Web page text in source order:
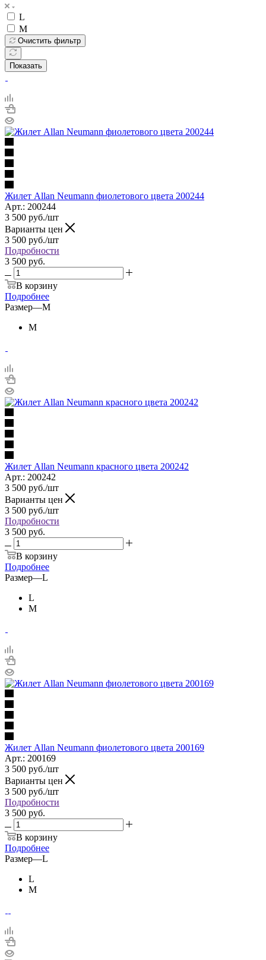
L
M
Очистить фильтр
Показать
Жилет Allan Neumann фиолетового цвета 200244
Арт.: 200244
3 500 руб./шт
Варианты цен
3 500 руб./шт
Подробности
3 500 руб.
В корзину
Подробнее
Размер—M
M
Жилет Allan Neumann красного цвета 200242
Арт.: 200242
3 500 руб./шт
Варианты цен
3 500 руб./шт
Подробности
3 500 руб.
В корзину
Подробнее
Размер—L
L
M
Жилет Allan Neumann фиолетового цвета 200169
Арт.: 200169
3 500 руб./шт
Варианты цен
3 500 руб./шт
Подробности
3 500 руб.
В корзину
Подробнее
Размер—L
L
M